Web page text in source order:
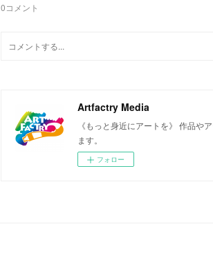
0コメント
Artfactry Media
《もっと身近にアートを》 作品や
ます。
フォロー